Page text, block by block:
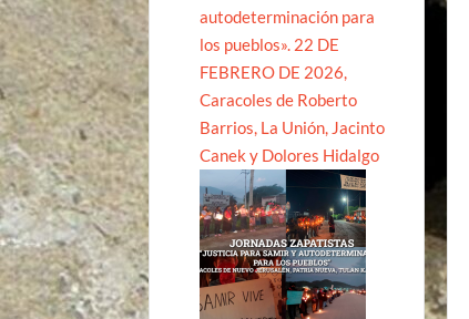
autodeterminación para
los pueblos». 22 DE
FEBRERO DE 2026,
Caracoles de Roberto
Barrios, La Unión, Jacinto
Canek y Dolores Hidalgo